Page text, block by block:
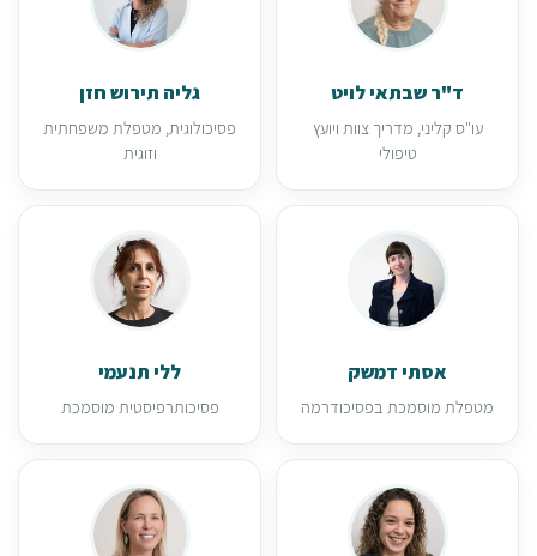
ד"ר שבתאי לויט
עו"ס קליני, מדריך צוות ויועץ
טיפולי
גליה תירוש חזן
פסיכולוגית, מטפלת משפחתית
וזוגית
אסתי דמשק
מטפלת מוסמכת בפסיכודרמה
ללי תנעמי
פסיכותרפיסטית מוסמכת